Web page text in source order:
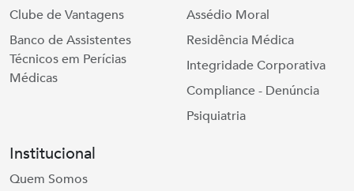
Clube de Vantagens
Banco de Assistentes
Técnicos em Perícias
Médicas
Assédio Moral
Residência Médica
Integridade Corporativa
Compliance - Denúncia
Psiquiatria
Institucional
Quem Somos